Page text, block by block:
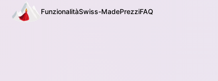
FunzionalitàSwiss-MadePrezziFAQ